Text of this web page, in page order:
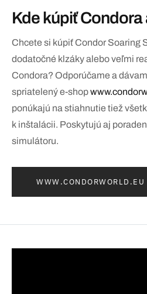
Kde kúpiť
Chcete si kúpiť Condor Soaring
dodatočné klzáky alebo veľmi
Condora? Odporúčame a
spriatelený e-shop
ponúkajú na stiahnutie tiež
k inštalácii. Poskytujú aj
simulátoru.
WWW.CONDORWORLD.EU